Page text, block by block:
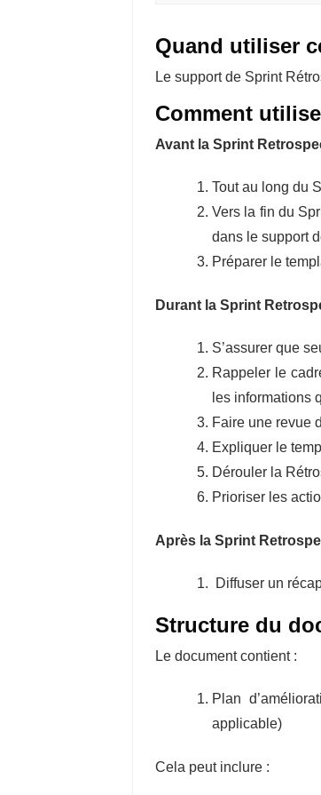
Quand utiliser
Le support de Sprint
Comment
Avant la Sprint
Tout au long du
Vers la fin du
dans le support
Préparer le
Durant la Sprint
S’assurer que
Rappeler le
les informations
Faire une revue
Expliquer le
Dérouler la
Prioriser les
Après la Sprint
Diffuser un
Structure du
Le document contient :
Plan
applicable)
Cela peut inclure :